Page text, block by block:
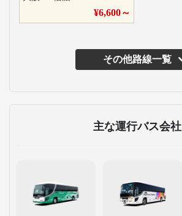
¥6,600～
その他路線一覧
主な運行バス会社